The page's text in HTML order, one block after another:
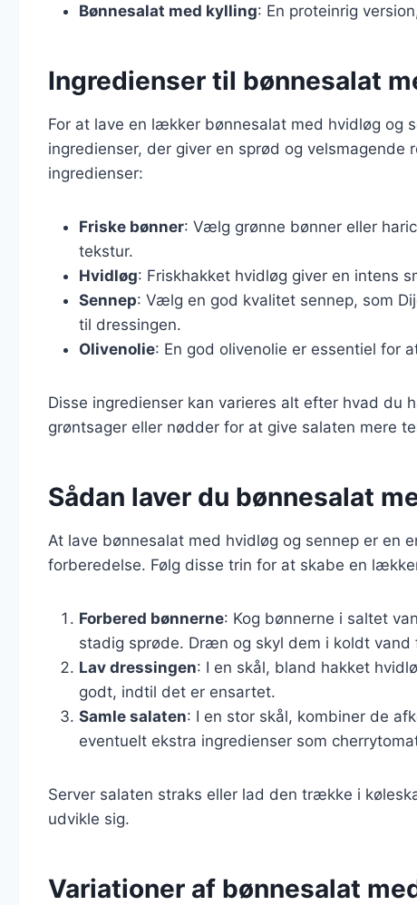
Bønnesalat med kylling: En proteinrig
Ingredienser til bønnesalat
For at lave en lækker bønnesalat med hvidløg og
ingredienser, der giver en sprød og
ingredienser:
Friske bønner: Vælg grønne bønner eller
tekstur.
Hvidløg: Friskhakket hvidløg giver en intens
Sennep: Vælg en god kvalitet sennep, som
til dressingen.
Olivenolie: En god olivenolie er essentiel for
Disse ingredienser kan varieres alt efter hvad du
grøntsager eller nødder for at give salaten mere
Sådan laver du bønnesalat
At lave bønnesalat med hvidløg og sennep er en
forberedelse. Følg disse trin for at skabe en
Forbered bønnerne: Kog bønnerne i saltet
stadig sprøde. Dræn og skyl dem i koldt
Lav dressingen: I en skål, bland hakket
godt, indtil det er ensartet.
Samle salaten: I en stor skål, kombiner de
eventuelt ekstra ingredienser som
Server salaten straks eller lad den trække i
udvikle sig.
Variationer af bønnesalat